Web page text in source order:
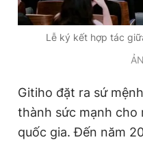
Lễ ký kết hợp tác
Gitiho đặt ra sứ
thành sức mạnh cho
quốc gia. Đến năm